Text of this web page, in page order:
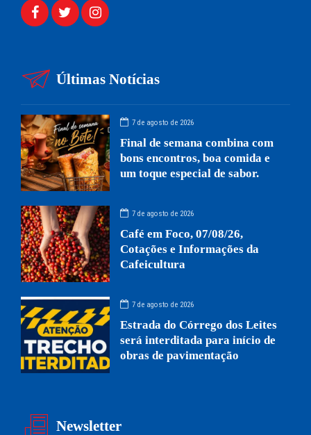
Últimas Notícias
7 de agosto de 2026
Final de semana combina com
bons encontros, boa comida e
um toque especial de sabor.
7 de agosto de 2026
Café em Foco, 07/08/26,
Cotações e Informações da
Cafeicultura
7 de agosto de 2026
Estrada do Córrego dos Leites
será interditada para início de
obras de pavimentação
Newsletter